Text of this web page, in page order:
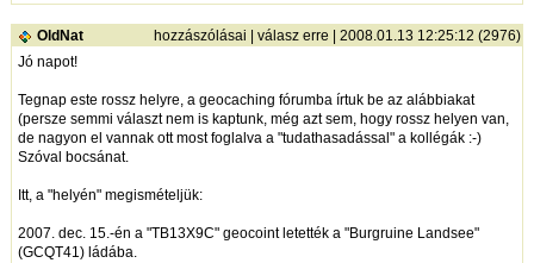
OldNat hozzászólásai válasz erre | 2008.01.13 12:25:12 (2976)
Jó napot!
Tegnap este rossz helyre, a geocaching fórumba írtuk be az alábbiakat
(persze semmi választ nem is kaptunk, még azt sem, hogy rossz helyen van,
de nagyon el vannak ott most foglalva a "tudathasadással" a kollégák :-)
Szóval bocsánat.
Itt, a "helyén" megismételjük:
2007. dec. 15.-én a "TB13X9C" geocoint letették a "Burgruine Landsee"
(GCQT41) ládába.